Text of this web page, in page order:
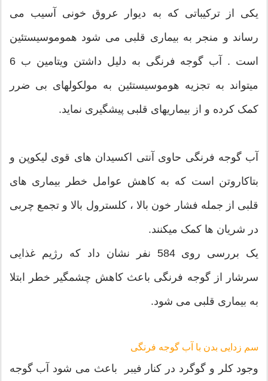
یکی از ترکیباتی که به دیوار عروق خونی آسیب می
رساند و منجر به بیماری قلبی می شود هموموسیستئین
است . آب گوجه فرنگی به دلیل داشتن ویتامین ب 6
میتواند به تجزیه هوموسیستئین به مولکولهای بی ضرر
کمک کرده و از بیماریهای قلبی پیشگیری نماید.
آب گوجه فرنگی حاوی آنتی اکسیدان های قوی لیکوپن و
بتاکاروتن است که به کاهش عوامل خطر بیماری های
قلبی از جمله فشار خون بالا ، کلسترول بالا و تجمع چربی
در شریان ها کمک میکنند.
یک بررسی روی 584 نفر نشان داد که رژیم غذایی
سرشار از گوجه فرنگی باعث کاهش چشمگیر خطر ابتلا
به بیماری قلبی می شود.
سم زدایی بدن با آب گوجه فرنگی
وجود کلر و گوگرد در کنار فیبر باعث می شود آب گوجه